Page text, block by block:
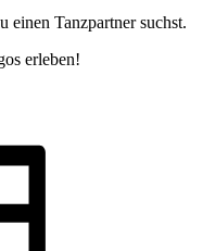
einen Tanzpartner suchst.
erleben!